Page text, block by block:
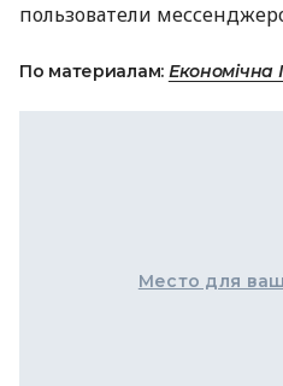
пользователи
По материалам: Економічна
Место для